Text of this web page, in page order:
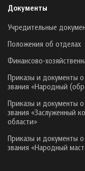
Документы
Учредительные
Положения об отделах
Финансово-
Приказы и документы
звания «Народный
Приказы и документы
звания «Заслуженный
области»
Приказы и документы
звания «Народный